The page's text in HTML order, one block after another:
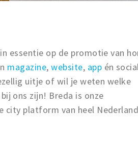
essentie op de promotie van
magazine,website, app én
uitje of wil je weten welke
ons zijn! Breda is onze
city platform van heel Nederland